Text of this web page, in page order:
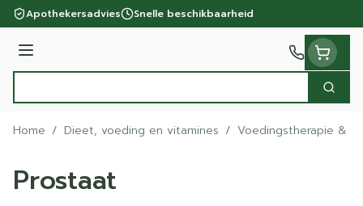
Ga naar de inhoud
Apothekersadvies Snelle beschikbaarheid
Menu
Zoek
Home / Dieet, voeding en vitamines / Voedingstherapie &
Prostaat